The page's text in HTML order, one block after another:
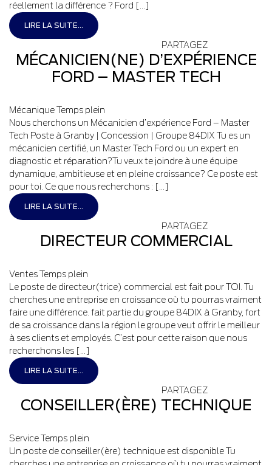
réellement la différence ? Ford […]
LIRE LA SUITE...
PARTAGEZ
MÉCANICIEN(NE) D’EXPÉRIENCE
FORD – MASTER TECH
MécaniqueTemps plein
Nous cherchons un Mécanicien d’expérience Ford – Master
Tech Poste à Granby | Concession | Groupe 84DIX Tu es un
mécanicien certifié, un Master Tech Ford ou un expert en
diagnostic et réparation?Tu veux te joindre à une équipe
dynamique, ambitieuse et en pleine croissance? Ce poste est
pour toi. Ce que nous recherchons : […]
LIRE LA SUITE...
PARTAGEZ
DIRECTEUR COMMERCIAL
VentesTemps plein
Le poste de directeur(trice) commercial est fait pour TOI. Tu
cherches une entreprise en croissance où tu pourras vraiment
faire une différence. fait partie du groupe 84DIX à Granby, fort
de sa croissance dans la région le groupe veut offrir le meilleur
à ses clients et employés. C’est pour cette raison que nous
recherchons les […]
LIRE LA SUITE...
PARTAGEZ
CONSEILLER(ÈRE) TECHNIQUE
ServiceTemps plein
Un poste de conseiller(ère) technique est disponible Tu